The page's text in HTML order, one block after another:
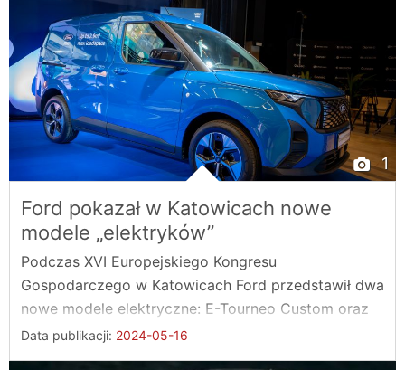
1
Ford pokazał w Katowicach nowe
modele „elektryków”
Podczas XVI Europejskiego Kongresu
Gospodarczego w Katowicach Ford przedstawił dwa
nowe modele elektryczne: E-Tourneo Custom oraz
E-Transit Courier. ...
Data publikacji: 2024-05-16